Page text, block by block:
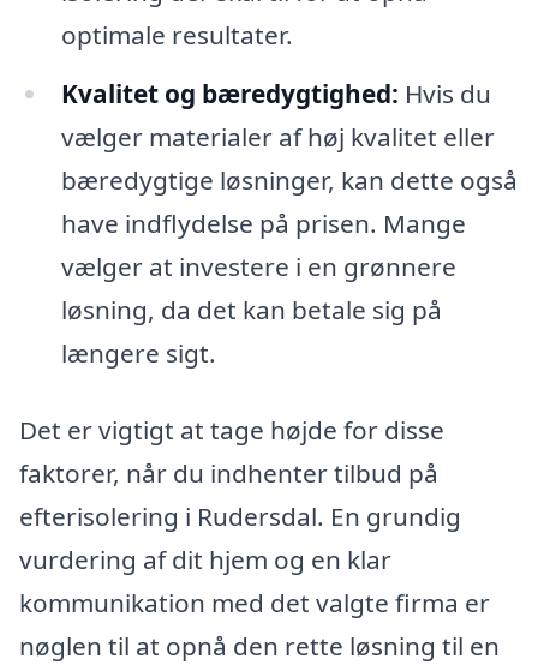
optimale resultater.
Kvalitet og bæredygtighed: Hvis du
vælger materialer af høj kvalitet eller
bæredygtige løsninger, kan dette også
have indflydelse på prisen. Mange
vælger at investere i en grønnere
løsning, da det kan betale sig på
længere sigt.
Det er vigtigt at tage højde for disse
faktorer, når du indhenter tilbud på
efterisolering i Rudersdal. En grundig
vurdering af dit hjem og en klar
kommunikation med det valgte firma er
nøglen til at opnå den rette løsning til en